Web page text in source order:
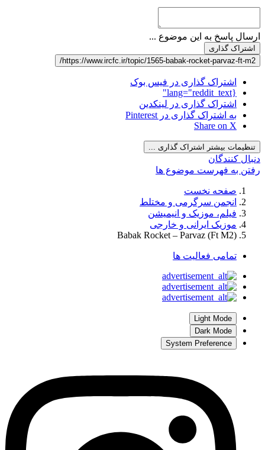
ارسال پاسخ به این موضوع ...
اشتراک گذاری
https://www.ircfc.ir/topic/1565-babak-rocket-parvaz-ft-m2/
اشتراک گذاری در فیس بوک
{lang="reddit_text"
اشتراک گذاری در لینکدین
به اشتراک گذاری در Pinterest
Share on X
تنظیمات بیشتر اشتراک گذاری ...
دنبال کنندگان
رفتن به فهرست موضوع ها
صفحه نخست
انجمن سرگرمی و مختلط
فیلم، موزیک و انیمیشن
موزیک ایرانی و خارجی
Babak Rocket – Parvaz (Ft M2)
تمامی فعالیت ها
Light Mode
Dark Mode
System Preference